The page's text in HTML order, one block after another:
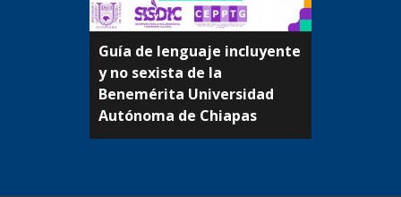
Guía de lenguaje incluyente
y no sexista de la
Beneméritа Universidad
Autónoma de Chiapas